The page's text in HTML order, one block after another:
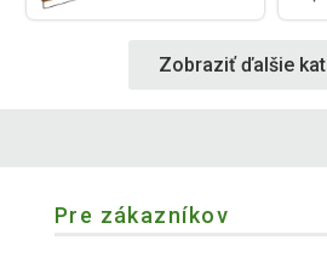
Zobraziť ďalšie
Pre zákazníkov